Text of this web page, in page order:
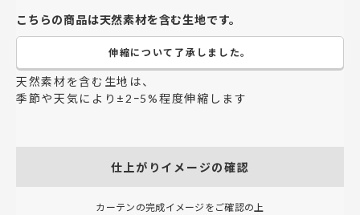
こちらの商品は天然素材を含む生地です。
伸縮について了承しました。
天然素材を含む生地は、
季節や天気により±2ｰ5%程度伸縮します
仕上がりイメージの確認
カーテンの完成イメージをご確認の上